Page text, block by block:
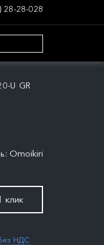
28-28-028
U GR
Omoikiri
НДС
клик